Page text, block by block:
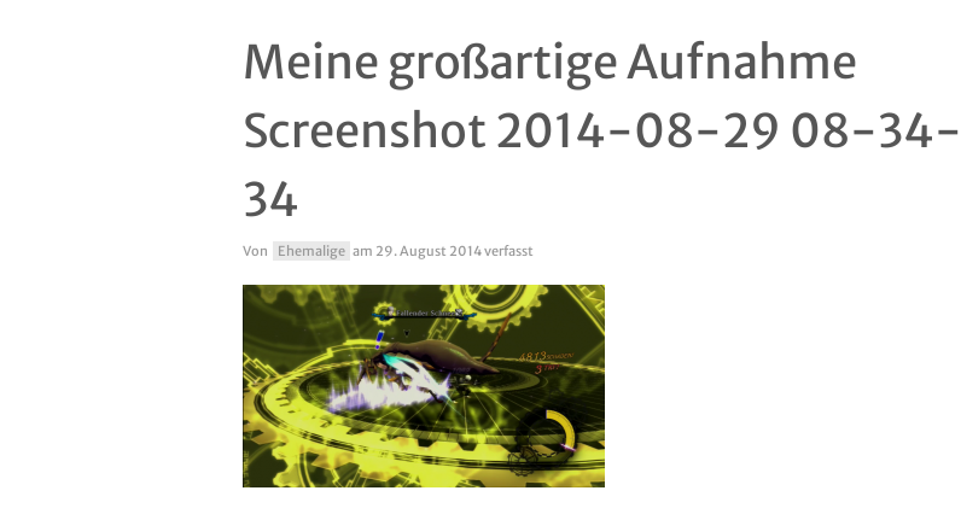
Meine großartige Aufnahme
Screenshot 2014-08-29 08-34-
34
Von Ehemalige am 29. August 2014verfasst